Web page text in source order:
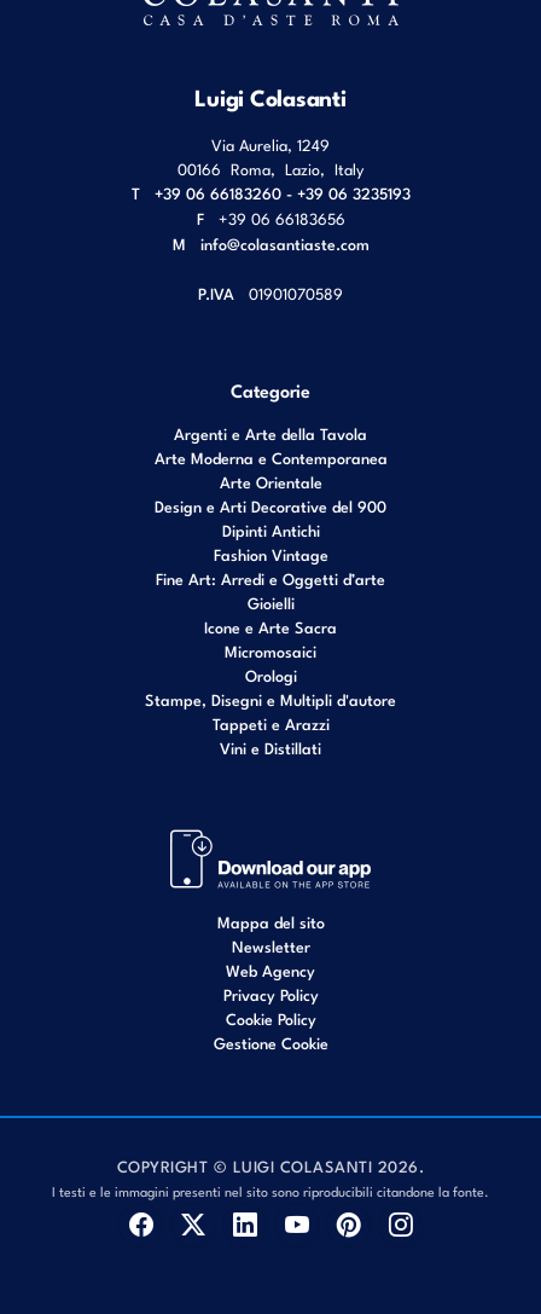
Luigi Colasanti
Via Aurelia, 1249
00166 Roma Lazio Italy
T
+39 06 66183260 - +39 06 3235193
F
+39 06 66183656
M info@colasantiaste.com
P.IVA 01901070589
Categorie
Argenti e Arte della Tavola
Arte Moderna e Contemporanea
Arte Orientale
Design e Arti Decorative del 900
Dipinti Antichi
Fashion Vintage
Fine Art: Arredi e Oggetti d’arte
Gioielli
Icone e Arte Sacra
Micromosaici
Orologi
Stampe, Disegni e Multipli d'autore
Tappeti e Arazzi
Vini e Distillati
Mappa del sito
Newsletter
Web Agency
Privacy Policy
Cookie Policy
Gestione Cookie
COPYRIGHT © LUIGI COLASANTI 2026.
I testi e le immagini presenti nel sito sono riproducibili citandone la fonte.